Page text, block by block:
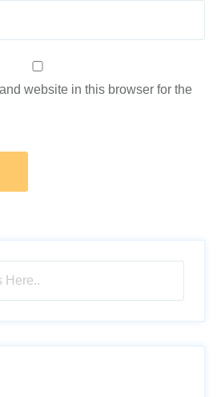
website in this browser for the